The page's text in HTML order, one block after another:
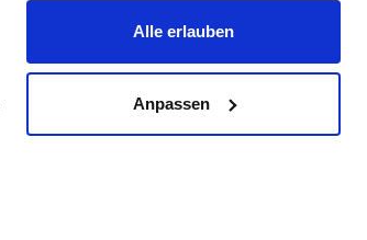
Alle erlauben
Anpassen
Supply Chain Due Diligence